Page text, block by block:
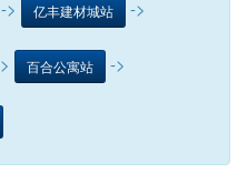
-> 亿丰建材城站 ->
百合公寓站 ->